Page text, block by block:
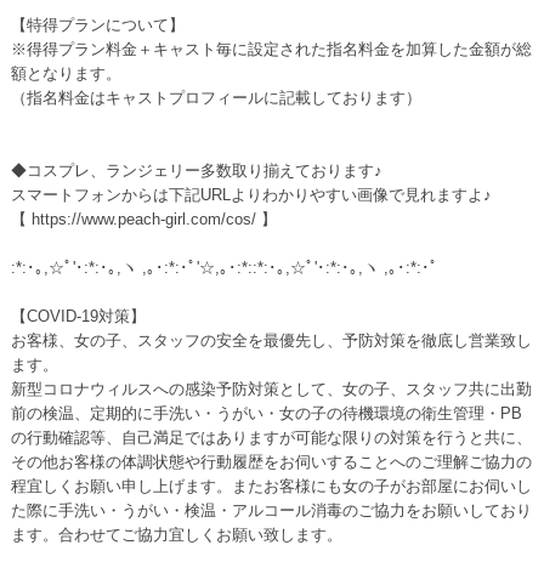
【特得プランについて】
※得得プラン料金＋キャスト毎に設定された指名料金を加算した金額が総
額となります。
（指名料金はキャストプロフィールに記載しております）
◆コスプレ、ランジェリー多数取り揃えております♪
スマートフォンからは下記URLよりわかりやすい画像で見れますよ♪
【 https://www.peach-girl.com/cos/ 】
:*:･｡,☆ﾟ'･:*:･｡,ヽ ,｡･:*:･ﾟ'☆,｡･:*::*:･｡,☆ﾟ'･:*:･｡,ヽ ,｡･:*:･ﾟ
【COVID-19対策】
お客様、女の子、スタッフの安全を最優先し、予防対策を徹底し営業致し
ます。
新型コロナウィルスへの感染予防対策として、女の子、スタッフ共に出勤
前の検温、定期的に手洗い・うがい・女の子の待機環境の衛生管理・PB
の行動確認等、自己満足ではありますが可能な限りの対策を行うと共に、
その他お客様の体調状態や行動履歴をお伺いすることへのご理解ご協力の
程宜しくお願い申し上げます。またお客様にも女の子がお部屋にお伺いし
た際に手洗い・うがい・検温・アルコール消毒のご協力をお願いしており
ます。合わせてご協力宜しくお願い致します。